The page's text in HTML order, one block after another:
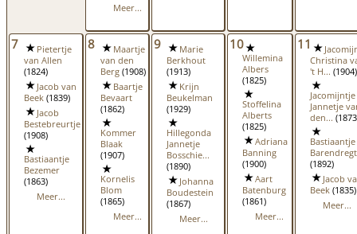
Meer...
7
Pietertje
van Allen
(1824)
Jacob van
Beek (1839)
Jacob
Bestebreurtje
(1908)
Bastiaantje
Bezemer
(1863)
Meer...
8
Maartje
van den
Berg (1908)
Baartje
Bevaart
(1862)
Kommer
Blaak
(1907)
Kornelis
Blom
(1865)
Meer...
9
Marie
Berkhout
(1913)
Krijn
Beukelman
(1929)
Hillegonda
Jannetje
Bosschie...
(1890)
Johanna
Boudestein
(1867)
Meer...
10
Willemina
Albers
(1825)
Stoffelina
Alberts
(1825)
Adriana
Banning
(1900)
Aart
Batenburg
(1861)
Meer...
11
Christina
't H... (1904)
Jacomijntje
Jannetje
den...
Bastiaantje
Barendregt
(1892)
Jacob
Beek (1835)
Meer...